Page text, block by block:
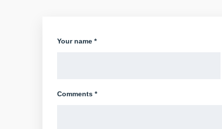
Your name *
Comments *